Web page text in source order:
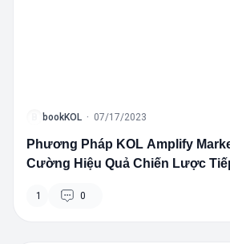
bookKOL · 07/17/2023
Phương Pháp KOL Amplify
Cường Hiệu Quả Chiến Lược
1 0